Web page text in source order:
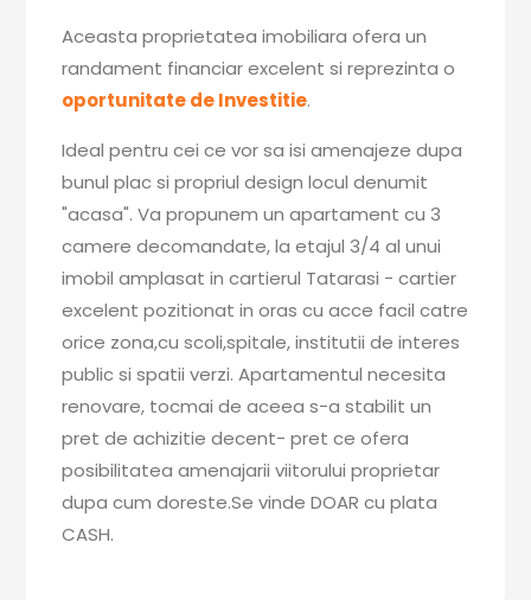
Aceasta proprietatea imobiliara ofera un
randament financiar excelent si reprezinta o
oportunitate de Investitie.
Ideal pentru cei ce vor sa isi amenajeze dupa
bunul plac si propriul design locul denumit
"acasa". Va propunem un apartament cu 3
camere decomandate, la etajul 3/4 al unui
imobil amplasat in cartierul Tatarasi - cartier
excelent pozitionat in oras cu acce facil catre
orice zona,cu scoli,spitale, institutii de interes
public si spatii verzi. Apartamentul necesita
renovare, tocmai de aceea s-a stabilit un
pret de achizitie decent- pret ce ofera
posibilitatea amenajarii viitorului proprietar
dupa cum doreste.Se vinde DOAR cu plata
CASH.